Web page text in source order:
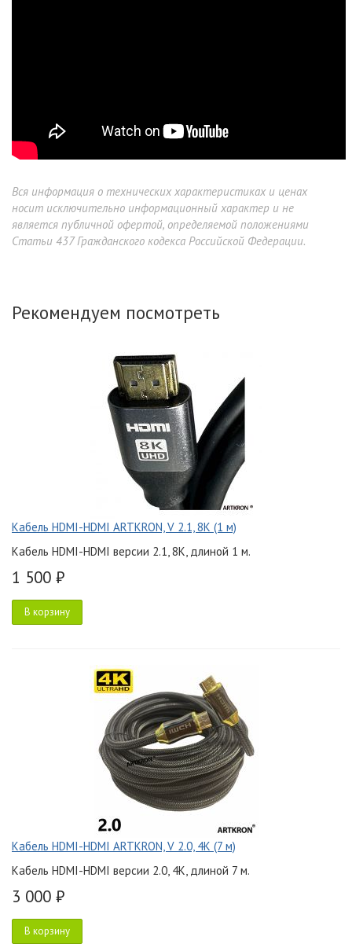
Вся информация о технических характеристиках и ценах
носит исключительно информационный характер и не
является публичной офертой, определяемой положениями
Статьи 437 Гражданского кодекса Российской Федерации.
Рекомендуем посмотреть
Кабель HDMI-HDMI ARTKRON, V 2.1, 8K (1 м)
Кабель HDMI-HDMI версии 2.1, 8K, длиной 1 м.
1 500 ₽
В корзину
Кабель HDMI-HDMI ARTKRON, V 2.0, 4K (7 м)
Кабель HDMI-HDMI версии 2.0, 4K, длиной 7 м.
3 000 ₽
В корзину